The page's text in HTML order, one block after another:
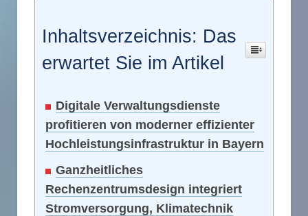
Inhaltsverzeichnis: Das
erwartet Sie im Artikel
Digitale Verwaltungsdienste
profitieren von moderner effizienter
Hochleistungsinfrastruktur in Bayern
Ganzheitliches
Rechenzentrumsdesign integriert
Stromversorgung, Klimatechnik